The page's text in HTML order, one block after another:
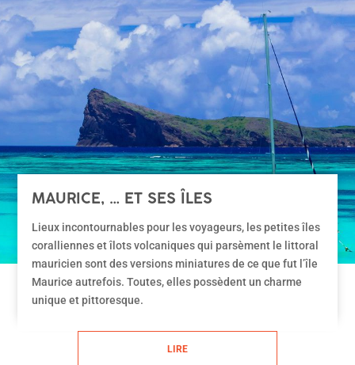
MAURICE, … ET SES ÎLES
Lieux incontournables pour les voyageurs, les petites îles
coralliennes et îlots volcaniques qui parsèment le littoral
mauricien sont des versions miniatures de ce que fut l’île
Maurice autrefois. Toutes, elles possèdent un charme
unique et pittoresque.
LIRE